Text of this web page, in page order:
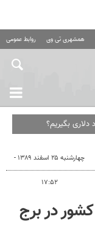
همشهری تی وی روابط عمومی
بگیریم؟
چهارشنبه ۲۵ اسفند ۱۳۸۹ -
۱۷:۵۲
در برج